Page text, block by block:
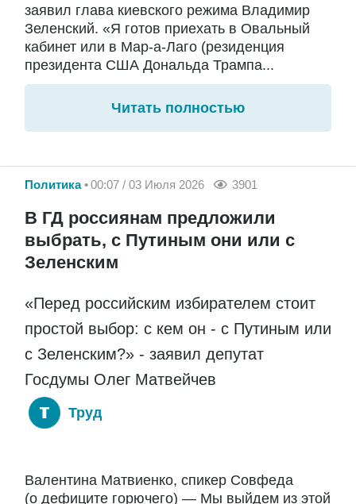
заявил глава киевского режима Владимир
Зеленский. «Я готов приехать в Овальный
кабинет или в Мар-а-Лаго (резиденция
президента США Дональда Трампа...
Читать полностью
Политика 00:07 / 03 Июля 2026 3901
В ГД россиянам предложили
выбрать, с Путиным они или с
Зеленским
«Перед российским избирателем стоит
простой выбор: с кем он - с Путиным или
с Зеленским?» - заявил депутат
Госдумы Олег Матвейчев
Труд
Валентина Матвиенко, спикер Совфеда
(о дефиците горючего) — Мы выйдем из этой